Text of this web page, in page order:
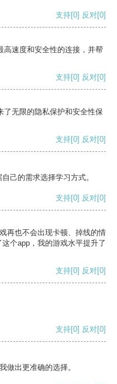
支持[0] 反对[0]
高速度和安全性的连接，并帮
支持[0] 反对[0]
了无限的隐私保护和安全性保
支持[0] 反对[0]
己的需求选择学习方式。
支持[0] 反对[0]
再也不会出现卡顿、掉线的情
个app，我的游戏水平提升了
支持[0] 反对[0]
支持[0] 反对[0]
做出更准确的选择。